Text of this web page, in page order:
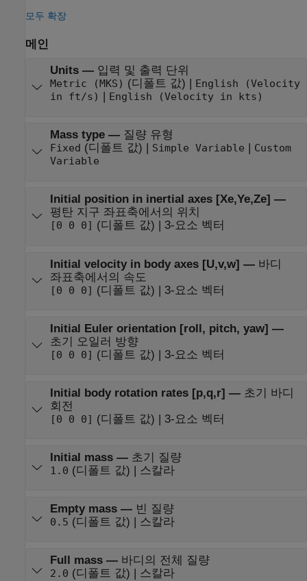
모두 확장
메인
Units— 입력 및 출력 단위
Metric (MKS) (디폴트 값) |
English (Velocity
in ft/s)
English (Velocity in kts)
Mass type— 질량 유형
Fixed (디폴트 값) | Simple Variable
Custom
Variable
Initial position in inertial axes [Xe,Ye,Ze] —
평탄 지구 좌표축에서의 위치
[0 0 0] (디폴트 값) | 3-요소 벡터
Initial velocity in body axes [U,v,w] — 바디
좌표축에서의 속도
[0 0 0] (디폴트 값) | 3-요소 벡터
Initial Euler orientation [roll, pitch, yaw] —
초기 오일러 방향
[0 0 0] (디폴트 값) | 3-요소 벡터
Initial body rotation rates [p,q,r] — 초기 바디
회전
[0 0 0] (디폴트 값) | 3-요소 벡터
Initial mass— 초기 질량
1.0 (디폴트 값) | 스칼라
Empty mass— 빈 질량
0.5 (디폴트 값) | 스칼라
Full mass— 바디의 전체 질량
2.0 (디폴트 값) | 스칼라